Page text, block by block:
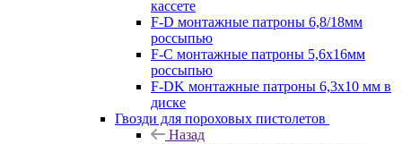
кассете
F-D монтажные патроны 6,8/18мм
россыпью
F-C монтажные патроны 5,6х16мм
россыпью
F-DK монтажные патроны 6,3х10 мм в
диске
Гвозди для пороховых пистолетов
Назад